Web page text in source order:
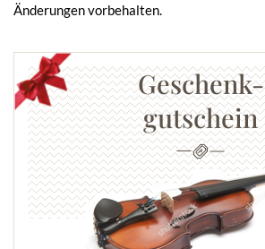
Änderungen vorbehalten.
Geschenk-
gutschein